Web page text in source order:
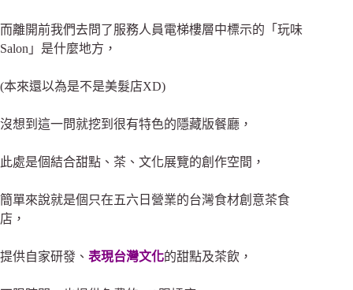
而離開前我們去問了服務人員電梯樓層中標示的「玩味
Salon」是什麼地方，
(本來還以為是不是美髮店XD)
沒想到這一問就挖到很有特色的隱藏版餐廳，
此處是個結合甜點、茶、文化展覽的創作空間，
簡單來說就是個只在五六日營業的台灣食材創意茶食
店，
提供自家研發、 表現台灣文化的甜點及茶飲，